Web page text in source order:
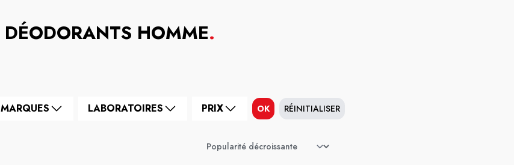
DÉODORANTS HOMME.
MARQUES LABORATOIRES PRIX OK RÉINITIALISER